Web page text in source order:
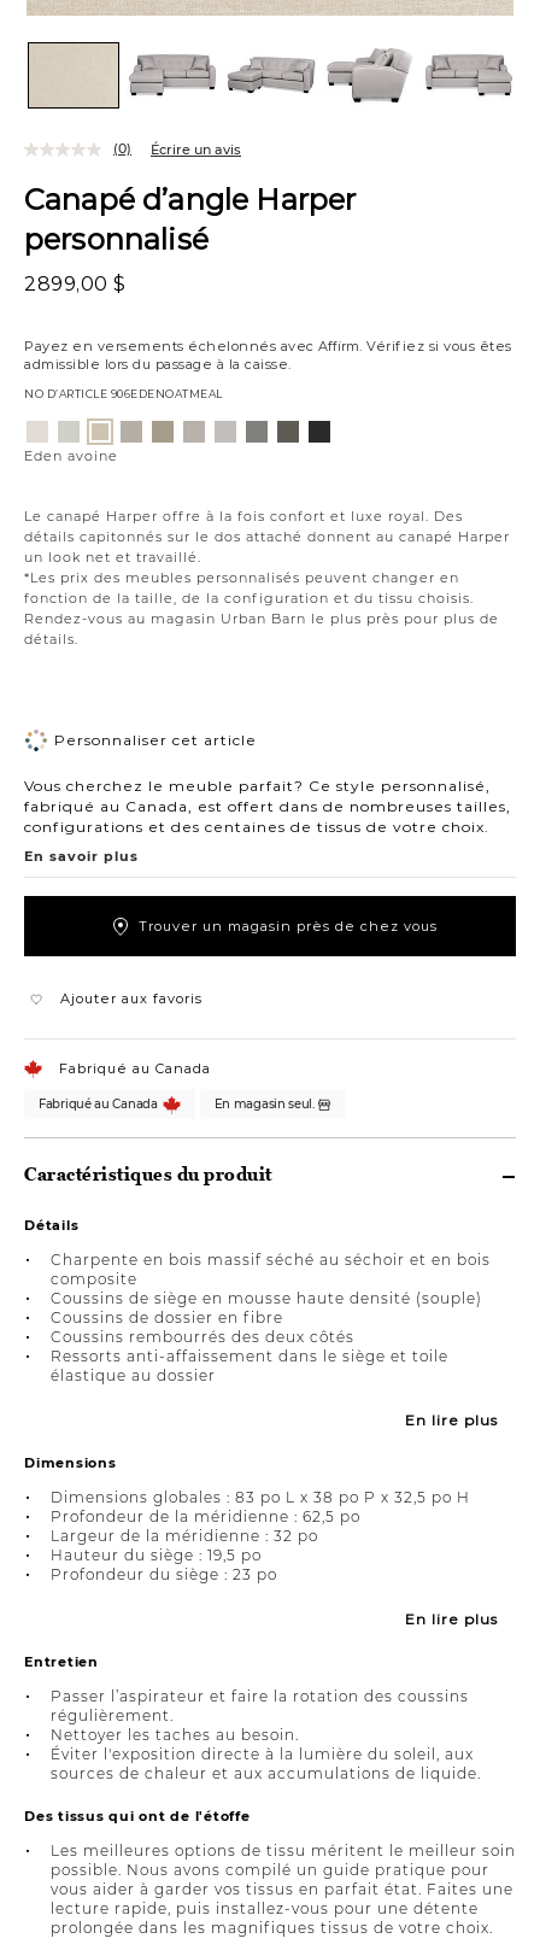
Canapé d’angle Harper
personnalisé
2899,00 $
Payez en versements échelonnés avec Affirm. Vérifiez si vous êtes
admissible lors du passage à la caisse.
NO D’ARTICLE 906EDENOATMEAL
Le canapé Harper offre à la fois confort et luxe royal. Des
détails capitonnés sur le dos attaché donnent au canapé Harper
un look net et travaillé.
*Les prix des meubles personnalisés peuvent changer en
fonction de la taille, de la configuration et du tissu choisis.
Rendez-vous au magasin Urban Barn le plus près pour plus de
détails.
(0) Écrire un avis
Variations
chantilly
lin
avoine
Eden avoine
Personnaliser cet article
Vous cherchez le meuble parfait? Ce style personnalisé,
fabriqué au Canada, est offert dans de nombreuses tailles,
configurations et des centaines de tissus de votre choix.
En savoir plus
Trouver un magasin près de chez vous
Ajouter aux favoris
Fabriqué au Canada
Fabriqué au Canada En magasin seul.
Caractéristiques du produit
Détails
Charpente en bois massif séché au séchoir et en bois
composite
Coussins de siège en mousse haute densité (souple)
Coussins de dossier en fibre
Coussins rembourrés des deux côtés
Ressorts anti-affaissement dans le siège et toile
élastique au dossier
En lire plus
Dimensions
Dimensions globales : 83 po L x 38 po P x 32,5 po H
Profondeur de la méridienne : 62,5 po
Largeur de la méridienne : 32 po
Hauteur du siège : 19,5 po
Profondeur du siège : 23 po
En lire plus
Entretien
Passer l’aspirateur et faire la rotation des coussins
régulièrement.
Nettoyer les taches au besoin.
Éviter l'exposition directe à la lumière du soleil, aux
sources de chaleur et aux accumulations de liquide.
Des tissus qui ont de l'étoffe
Les meilleures options de tissu méritent le meilleur soin
possible. Nous avons compilé un guide pratique pour
vous aider à garder vos tissus en parfait état. Faites une
lecture rapide, puis installez-vous pour une détente
prolongée dans les magnifiques tissus de votre choix.